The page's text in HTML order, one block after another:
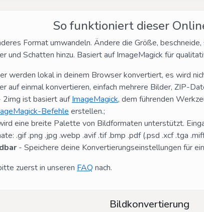
So funktioniert dieser
Format umwandeln. Ändere die Größe,
und Schatten hinzu. Basiert auf ImageMagick für
werden lokal in deinem Browser konvertiert, es wird
auf einmal konvertieren, einfach mehrere Bilder, ZIP-
2img ist basiert aufImageMagick, dem führenden
Befehle erstellen.;
eine breite Palette von Bildformaten unterstützt.
.gif .png .jpg .webp .avif .tif .bmp .pdf (.psd .xcf .tga
- Speichere deine Konvertierungseinstellungen für
zuerst in unseren FAQ nach.
Bildkonvertierung